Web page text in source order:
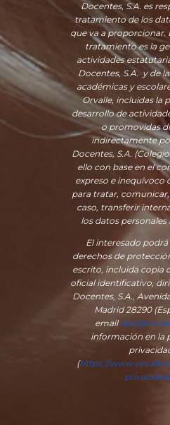
Docentes, S.A. es
tratamiento de los
que va a proporcionar.
tratamiento es la
actividades
Docentes, S.A. y de
académicas y
Orvalle, incluidas la
desarrollo de
o promovidas
indirectamente
Docentes, S.A.
ello con base en el
expreso e inequívoco
para tratar,
caso, transferir
los datos personales
El interesado podrá
derechos de
escrito, incluida copia
oficial identificativo,
Docentes, S.A.,
Madrid 28290
email
información en la
(https://